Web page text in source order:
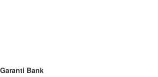
Garanti Bank